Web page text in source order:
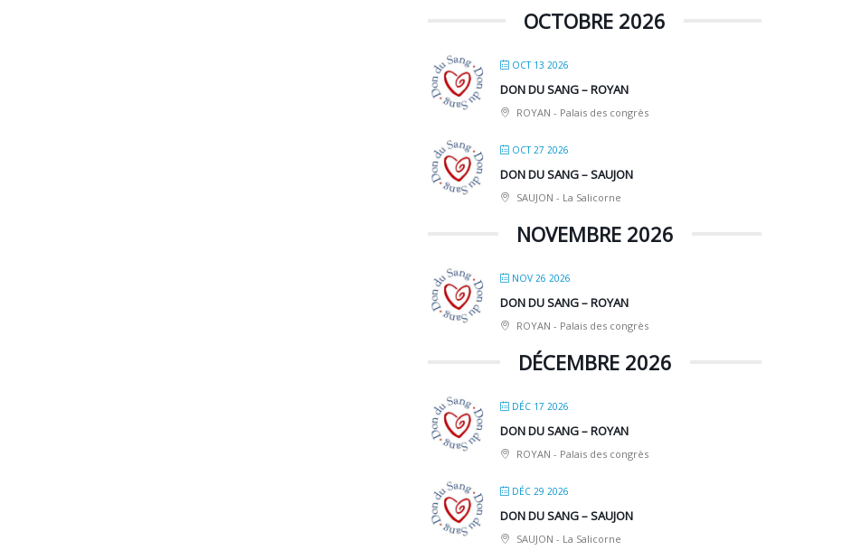
OCTOBRE 2026
OCT 13 2026
DON DU SANG – ROYAN
ROYAN - Palais des congrès
OCT 27 2026
DON DU SANG – SAUJON
SAUJON - La Salicorne
NOVEMBRE 2026
NOV 26 2026
DON DU SANG – ROYAN
ROYAN - Palais des congrès
DÉCEMBRE 2026
DÉC 17 2026
DON DU SANG – ROYAN
ROYAN - Palais des congrès
DÉC 29 2026
DON DU SANG – SAUJON
SAUJON - La Salicorne